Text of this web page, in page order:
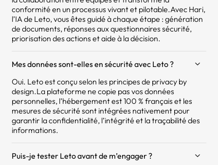
conformité en un processus vivant et pilotable.Avec Hari,
l’IA de Leto, vous êtes guidé à chaque étape : génération
de documents, réponses aux questionnaires sécurité,
priorisation des actions et aide à la décision.
Mes données sont-elles en sécurité avec Leto ?
Oui. Leto est conçu selon les principes de privacy by
design.La plateforme ne copie pas vos données
personnelles, l’hébergement est 100 % français et les
mesures de sécurité sont intégrées nativement pour
garantir la confidentialité, l’intégrité et la traçabilité des
informations.
Puis-je tester Leto avant de m’engager ?